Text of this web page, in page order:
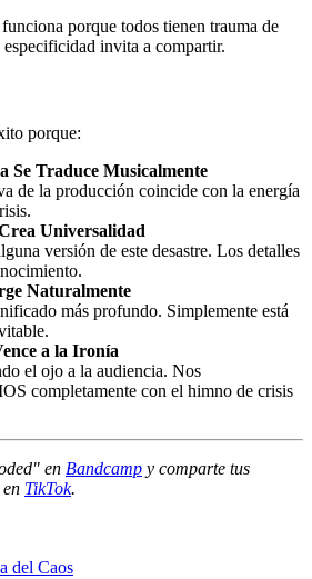
porque todos tienen trauma de
invita a compartir.
porque:
Se Traduce Musicalmente
de la producción coincide con la energía
Universalidad
versión de este desastre. Los detalles
Naturalmente
más profundo. Simplemente está
a la Ironía
el ojo a la audiencia. Nos
completamente con el himno de crisis
en Bandcamp y comparte tus
TikTok.
del Caos